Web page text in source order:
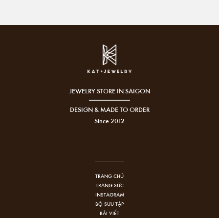
JEWELRY STORE IN SAIGON
DESIGN & MADE TO ORDER
Since 2012
TRANG CHỦ
TRANG SỨC
INSTAGRAM
BỘ SƯU TẬP
BÀI VIẾT